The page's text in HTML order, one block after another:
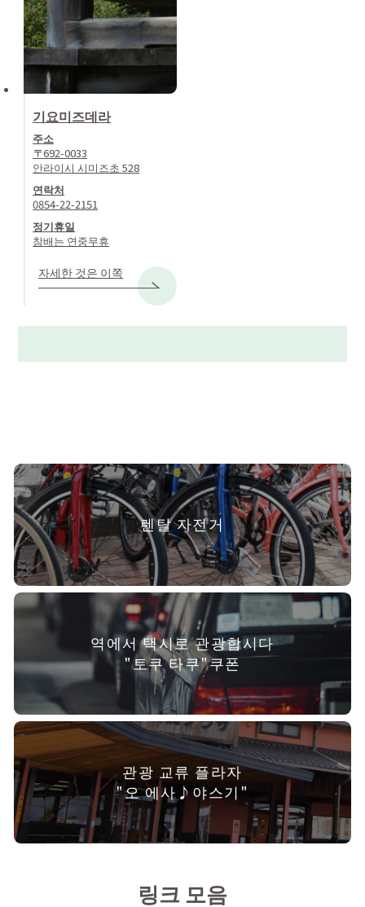
기요미즈데라
주소
〒692-0033
안라이시 시미즈초 528
연락처
0854-22-2151
정기휴일
참배는 연중무휴
자세한 것은 이쪽
렌탈 자전거
역에서 택시로 관광합시다
"토쿠 타쿠"쿠폰
관광 교류 플라자
"오 에사♪야스기"
링크 모음